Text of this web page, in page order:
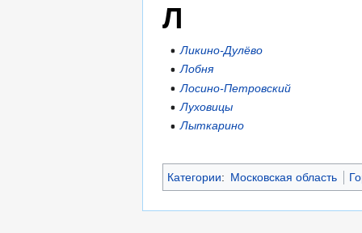
Л
Ликино-Дулёво
Лобня
Лосино-Петровский
Луховицы
Лыткарино
Категории: Московская область